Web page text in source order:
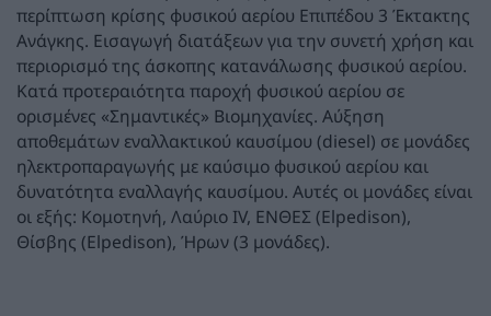
περίπτωση κρίσης φυσικού αερίου Επιπέδου 3 Έκτακτης
Ανάγκης. Εισαγωγή διατάξεων για την συνετή χρήση και
περιορισμό της άσκοπης κατανάλωσης φυσικού αερίου.
Κατά προτεραιότητα παροχή φυσικού αερίου σε
ορισμένες «Σημαντικές» Βιομηχανίες. Αύξηση
αποθεμάτων εναλλακτικού καυσίμου (diesel) σε μονάδες
ηλεκτροπαραγωγής με καύσιμο φυσικού αερίου και
δυνατότητα εναλλαγής καυσίμου. Αυτές οι μονάδες είναι
οι εξής: Κομοτηνή, Λαύριο IV, ΕΝΘΕΣ (Elpedison),
Θίσβης (Elpedison), Ήρων (3 μονάδες).